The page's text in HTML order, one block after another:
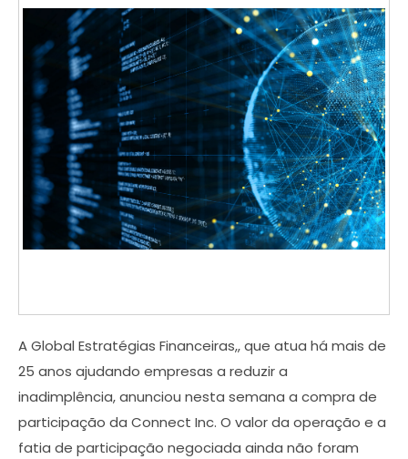
A Global Estratégias Financeiras,, que atua há mais de
25 anos ajudando empresas a reduzir a
inadimplência, anunciou nesta semana a compra de
participação da Connect Inc. O valor da operação e a
fatia de participação negociada ainda não foram